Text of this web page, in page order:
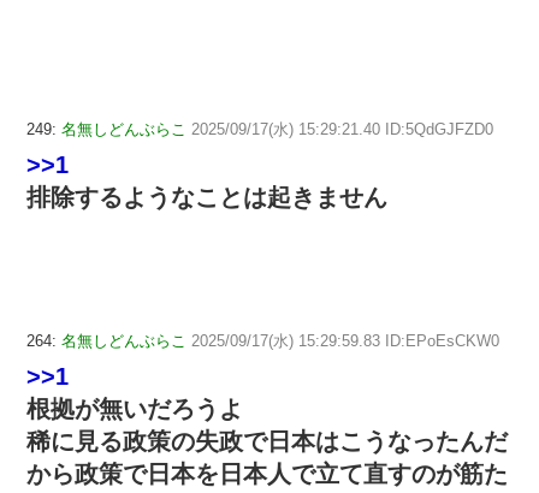
249: 名無しどんぶらこ 2025/09/17(水) 15:29:21.40 ID:5QdGJFZD0
>>1
排除するようなことは起きません
264: 名無しどんぶらこ 2025/09/17(水) 15:29:59.83 ID:EPoEsCKW0
>>1
根拠が無いだろうよ
稀に見る政策の失政で日本はこうなったんだ
から政策で日本を日本人で立て直すのが筋た